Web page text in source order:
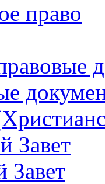
право
Завет
Завет